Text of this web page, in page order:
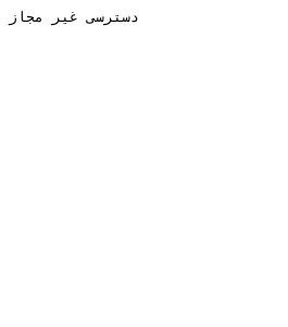
دسترسی غیر مجاز